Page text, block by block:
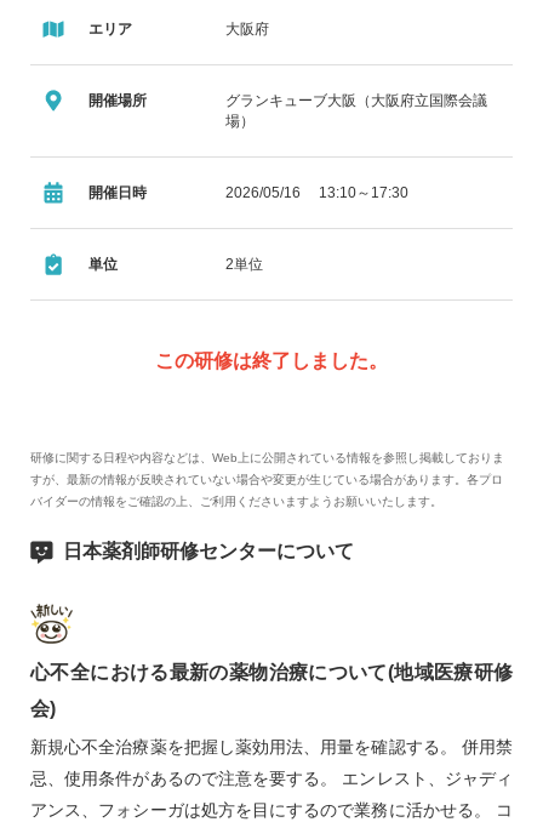
エリア 大阪府
開催場所
グランキューブ大阪（大阪府立国際会議
場）
開催日時 2026/05/16 13:10～17:30
単位 2単位
この研修は終了しました。
研修に関する日程や内容などは、Web上に公開されている情報を参照し掲載しておりま
すが、最新の情報が反映されていない場合や変更が生じている場合があります。各プロ
バイダーの情報をご確認の上、ご利用くださいますようお願いいたします。
日本薬剤師研修センターについて
心不全における最新の薬物治療について(地域医療研修
会)
新規心不全治療薬を把握し薬効用法、用量を確認する。 併用禁
忌、使用条件があるので注意を要する。 エンレスト、ジャディ
アンス、フォシーガは処方を目にするので業務に活かせる。 コ